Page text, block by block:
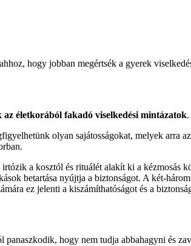
hogy jobban megértsék a gyerek
az életkorából fakadó viselkedési mintázatok.
olyan sajátosságokat, melyek arra
a kosztól és rituálét alakít ki a kézmosás
betartása nyújtja a biztonságot. A két-
ez jelenti a kiszámíthatóságot és a
panaszkodik, hogy nem tudja abbahagyni és